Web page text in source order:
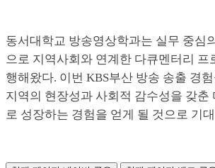
동서대학교 방송영상학과는 실무 중심
으로 지역사회와 연계한 다큐멘터리 프
행해왔다. 이번 KBS부산 방송 송출 경
지역의 현장성과 사회적 감수성을 갖춘
로 성장하는 경험을 얻게 될 것으로 기